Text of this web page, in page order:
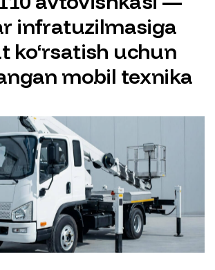
r infratuzilmasiga
t ko‘rsatish uchun
ngan mobil texnika